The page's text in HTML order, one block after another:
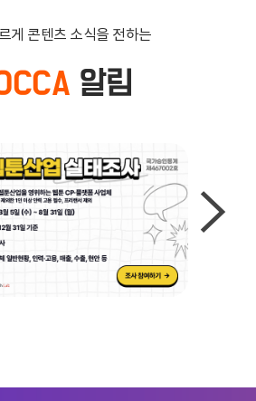
게 콘텐츠 소식을 전하는
알림